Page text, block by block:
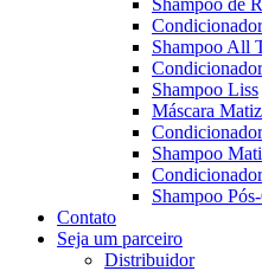
Shampoo de
Shampoo All
Shampoo Liss
Máscara
Shampoo
Shampoo
Contato
Seja um parceiro
Distribuidor